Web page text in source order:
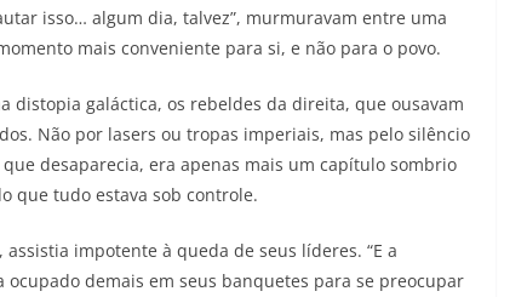
isso… algum dia, talvez”, murmuravam entre uma
mais conveniente para si, e não para o povo.
distopia galáctica, os rebeldes da direita, que ousavam
Não por lasers ou tropas imperiais, mas pelo silêncio
desaparecia, era apenas mais um capítulo sombrio
que tudo estava sob controle.
impotente à queda de seus líderes. “E a
ocupado demais em seus banquetes para se preocupar